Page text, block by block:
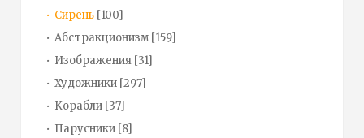
Сирень [100]
Абстракционизм [159]
Изображения [31]
Художники [297]
Корабли [37]
Парусники [8]